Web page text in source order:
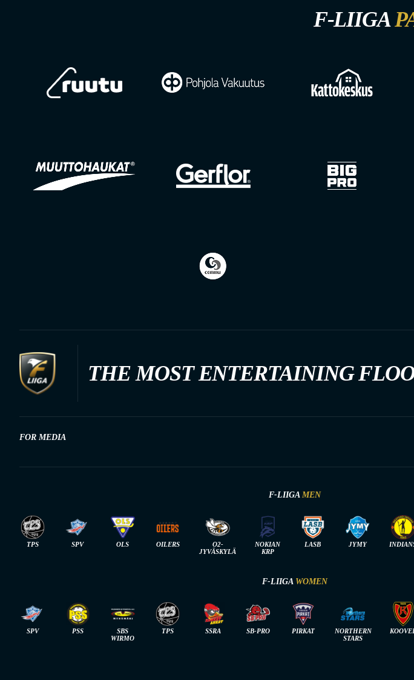
F-LIIGA
THE MOST ENTERTAINING
FOR MEDIA
F-LIIGA MEN
TPS SPV OLS OILERS
O2-
JYVÄSKYLÄ
NOKIAN
KRP
LASB JYMY
F-LIIGA WOMEN
SPV PSS
SBS
WIRMO
TPS SSRA SB-PRO PIRKAT
NORTHERN
STARS